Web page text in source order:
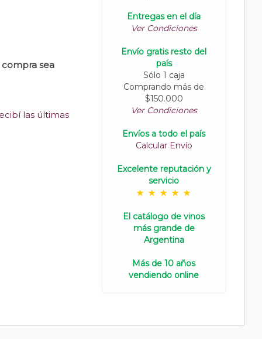
sea
las últimas
Entregas en el día
Ver Condiciones
Envío gratis resto del
país
Sólo 1 caja
Comprando más de
$150.000
Ver Condiciones
Envíos a todo el país
Calcular Envío
Excelente reputación y
servicio
El catálogo de vinos
más grande de
Argentina
Más de 10 años
vendiendo online